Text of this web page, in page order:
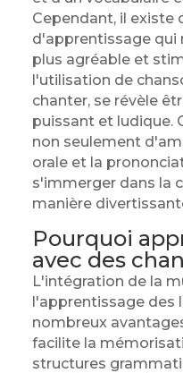
Cependant, il existe
d'apprentissage qui
plus agréable et
l'utilisation de
chanter, se révèle
puissant et ludique.
non seulement
orale et la
s'immerger dans la
manière
Pourquoi
avec des
L'intégration de la
l'apprentissage des
nombreux
facilite la
structures